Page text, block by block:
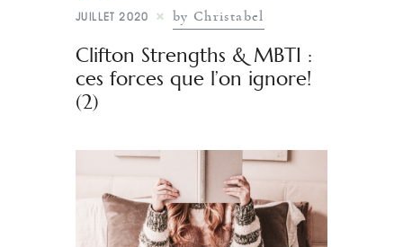
JUILLET 2020 by Christabel
Clifton Strengths & MBTI :
ces forces que l’on ignore!
(2)